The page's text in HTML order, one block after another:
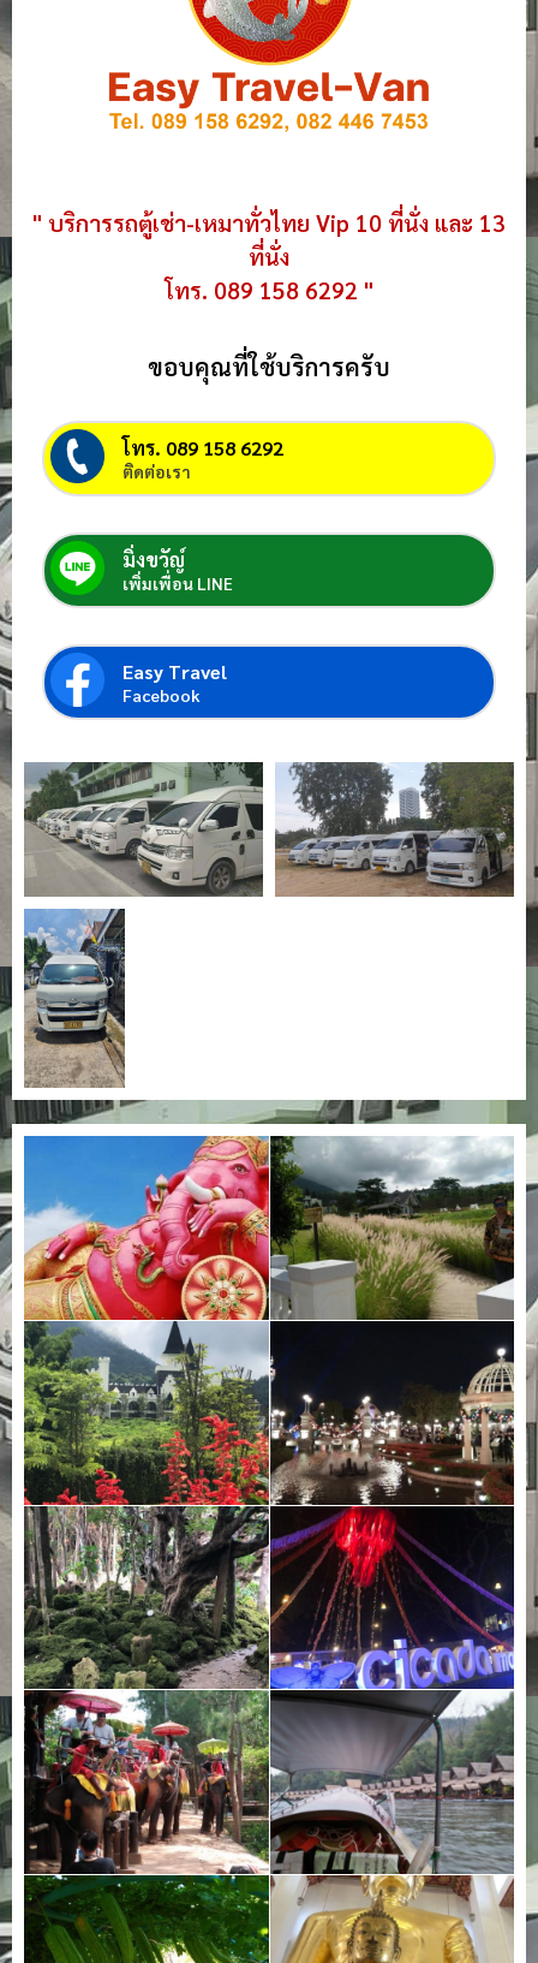
" บริการรถตู้เช่า-เหมาทั่วไทย Vip 10 ที่นั่ง และ 13
ที่นั่ง
โทร. 089 158 6292 "
ขอบคุณที่ใช้บริการครับ
โทร. 089 158 6292
ติดต่อเรา
มิ่งขวัญ์
เพิ่มเพื่อน LINE
Easy Travel
Facebook